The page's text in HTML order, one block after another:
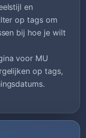
en
op tags om
bij hoe je wilt
voor MU
op tags,